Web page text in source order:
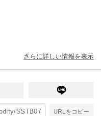
さらに詳しい情報を表示
URLをコピー